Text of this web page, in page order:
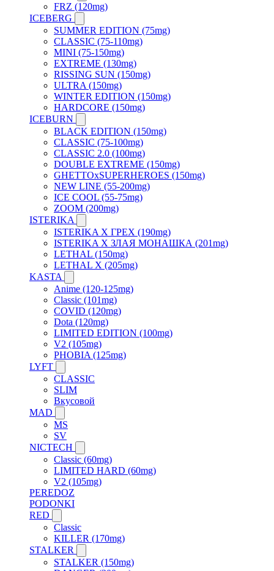
FRZ (120mg)
ICEBERG
SUMMER EDITION (75mg)
CLASSIC (75-110mg)
MINI (75-150mg)
EXTREME (130mg)
RISSING SUN (150mg)
ULTRA (150mg)
WINTER EDITION (150mg)
HARDCORE (150mg)
ICEBURN
BLACK EDITION (150mg)
CLASSIC (75-100mg)
CLASSIC 2.0 (100mg)
DOUBLE EXTREME (150mg)
GHETTOxSUPERHEROES (150mg)
NEW LINE (55-200mg)
ICE COOL (55-75mg)
ZOOM (200mg)
ISTERIKA
ISTERIKA X ГРЕХ (190mg)
ISTERIKA X ЗЛАЯ МОНАШКА (201mg)
LETHAL (150mg)
LETHAL X (205mg)
KASTA
Anime (120-125mg)
Classic (101mg)
COVID (120mg)
Dota (120mg)
LIMITED EDITION (100mg)
V2 (105mg)
PHOBIA (125mg)
LYFT
CLASSIC
SLIM
Вкусовой
MAD
MS
SV
NICTECH
Classic (60mg)
LIMITED HARD (60mg)
V2 (105mg)
PEREDOZ
PODONKI
RED
Classic
KILLER (170mg)
STALKER
STALKER (150mg)